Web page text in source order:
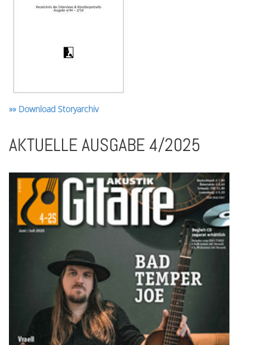
»» Download Storyarchiv
AKTUELLE AUSGABE 4/2025